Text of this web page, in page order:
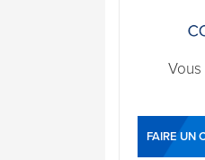
FAIRE UN